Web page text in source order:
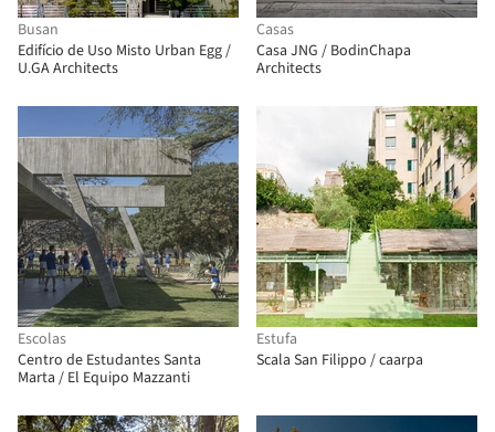
Busan
Edifício de Uso Misto Urban Egg /
U.GA Architects
Casas
Casa JNG / BodinChapa
Architects
Escolas
Centro de Estudantes Santa
Marta / El Equipo Mazzanti
Estufa
Scala San Filippo / caarpa